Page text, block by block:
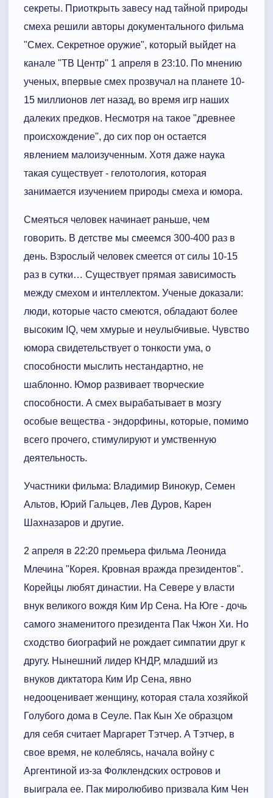
секреты. Приоткрыть завесу над тайной природы
смеха решили авторы документального фильма
"Смех. Секретное оружие", который выйдет на
канале "ТВ Центр" 1 апреля в 23:10. По мнению
ученых, впервые смех прозвучал на планете 10-
15 миллионов лет назад, во время игр наших
далеких предков. Несмотря на такое "древнее
происхождение", до сих пор он остается
явлением малоизученным. Хотя даже наука
такая существует - гелотология, которая
занимается изучением природы смеха и юмора.
Смеяться человек начинает раньше, чем
говорить. В детстве мы смеемся 300-400 раз в
день. Взрослый человек смеется от силы 10-15
раз в сутки… Существует прямая зависимость
между смехом и интеллектом. Ученые доказали:
люди, которые часто смеются, обладают более
высоким IQ, чем хмурые и неулыбчивые. Чувство
юмора свидетельствует о тонкости ума, о
способности мыслить нестандартно, не
шаблонно. Юмор развивает творческие
способности. А смех вырабатывает в мозгу
особые вещества - эндорфины, которые, помимо
всего прочего, стимулируют и умственную
деятельность.
Участники фильма: Владимир Винокур, Семен
Альтов, Юрий Гальцев, Лев Дуров, Карен
Шахназаров и другие.
2 апреля в 22:20 премьера фильма Леонида
Млечина "Корея. Кровная вражда президентов".
Корейцы любят династии. На Севере у власти
внук великого вождя Ким Ир Сена. На Юге - дочь
самого знаменитого президента Пак Чжон Хи. Но
сходство биографий не рождает симпатии друг к
другу. Нынешний лидер КНДР, младший из
внуков диктатора Ким Ир Сена, явно
недооценивает женщину, которая стала хозяйкой
Голубого дома в Сеуле. Пак Кын Хе образцом
для себя считает Маргарет Тэтчер. А Тэтчер, в
свое время, не колеблясь, начала войну с
Аргентиной из-за Фолклендских островов и
выиграла ее. Пак миролюбиво призвала Ким Чен